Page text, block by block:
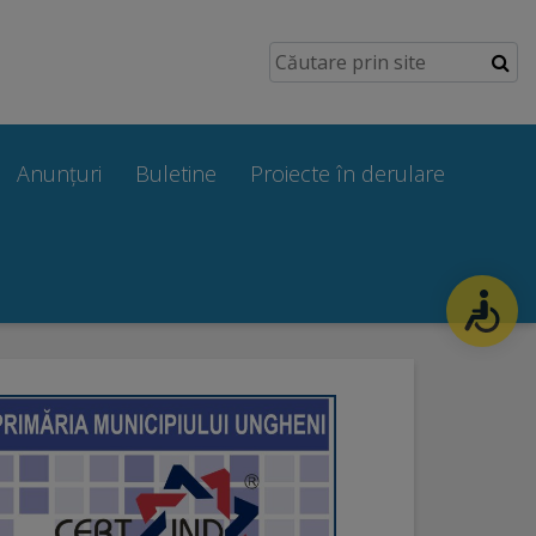
Anunțuri Buletine Proiecte în derulare